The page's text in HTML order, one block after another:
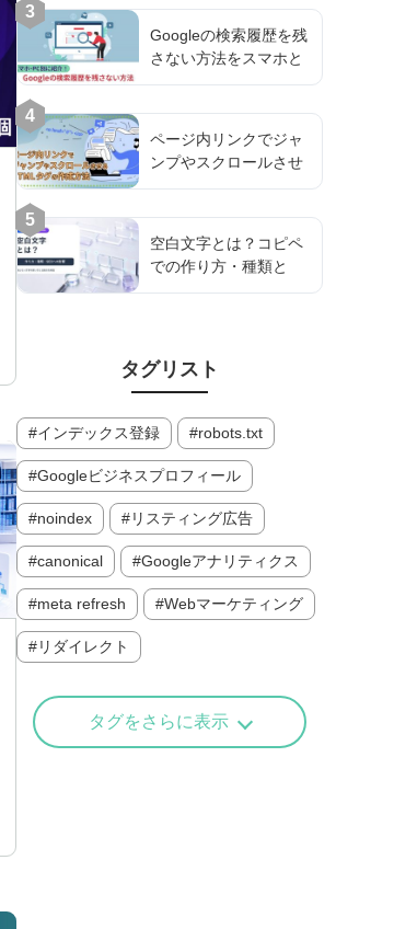
3
Googleの検索履歴を残
さない方法をスマホと
PC別に紹介！
4
ページ内リンクでジャ
ンプやスクロールさせ
るHTMLタグの作成方
5
空白文字とは？コピペ
での作り方・種類と
SEOへの影響を解説
タグリスト
インデックス登録 robots.txt
Googleビジネスプロフィール
noindex リスティング広告
canonical Googleアナリティクス
meta refresh Webマーケティング
リダイレクト
タグをさらに表示